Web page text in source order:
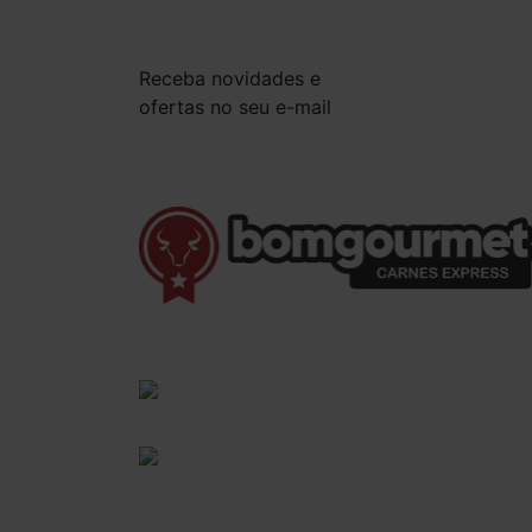
Receba novidades e
ofertas no seu e-mail